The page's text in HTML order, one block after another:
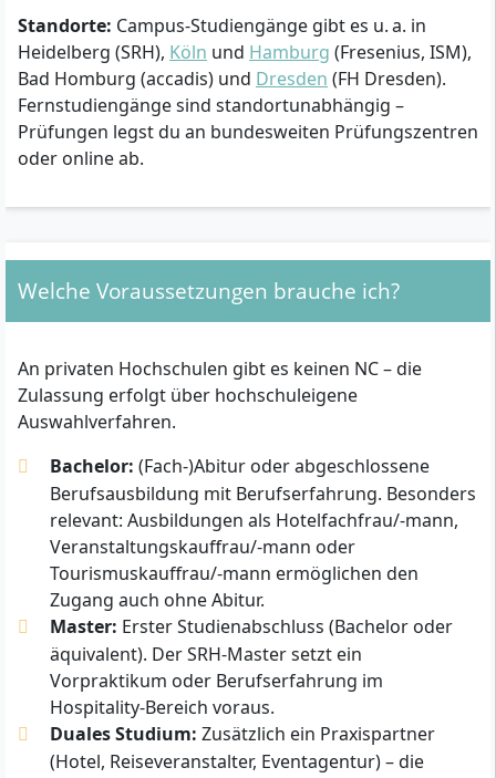
Standorte: Campus-Studiengänge gibt es u. a. in
Heidelberg (SRH), Köln und Hamburg (Fresenius, ISM),
Bad Homburg (accadis) und Dresden (FH Dresden).
Fernstudiengänge sind standortunabhängig –
Prüfungen legst du an bundesweiten Prüfungszentren
oder online ab.
Welche Voraussetzungen brauche ich?
An privaten Hochschulen gibt es keinen NC – die
Zulassung erfolgt über hochschuleigene
Auswahlverfahren.
Bachelor: (Fach-)Abitur oder abgeschlossene
Berufsausbildung mit Berufserfahrung. Besonders
relevant: Ausbildungen als Hotelfachfrau/-mann,
Veranstaltungskauffrau/-mann oder
Tourismuskauffrau/-mann ermöglichen den
Zugang auch ohne Abitur.
Master: Erster Studienabschluss (Bachelor oder
äquivalent). Der SRH-Master setzt ein
Vorpraktikum oder Berufserfahrung im
Hospitality-Bereich voraus.
Duales Studium: Zusätzlich ein Praxispartner
(Hotel, Reiseveranstalter, Eventagentur) – die